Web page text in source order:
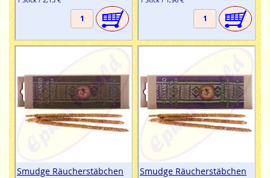
Smudge Räucherstäbchen
Smudge Räucherstäbchen